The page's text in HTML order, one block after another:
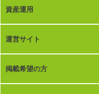
資産運用
運営サイト
掲載希望の方